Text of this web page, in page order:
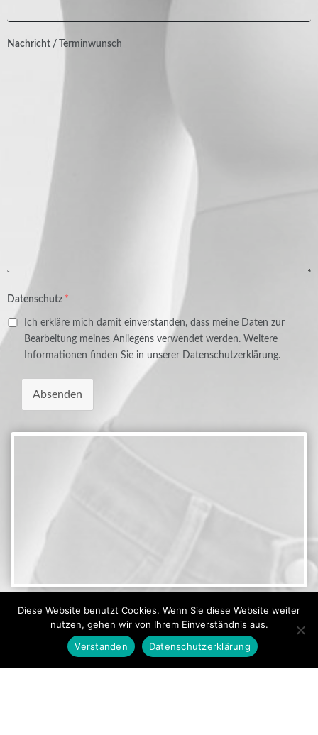
Nachricht / Terminwunsch
Datenschutz *
Ich erkläre mich damit einverstanden, dass meine Daten zur
Bearbeitung meines Anliegens verwendet werden. Weitere
Informationen finden Sie in unserer Datenschutzerklärung.
Absenden
Tonja Bohn
Diese Website benutzt Cookies. Wenn Sie diese Website weiter
nutzen, gehen wir von Ihrem Einverständnis aus.
Verstanden
Datenschutzerklärung